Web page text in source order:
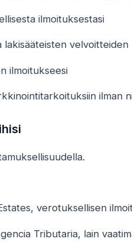
ilmoituksestasi
lakisääteisten
ilmoitukseesi
ilman
verotuksellisen
Tributaria, lain